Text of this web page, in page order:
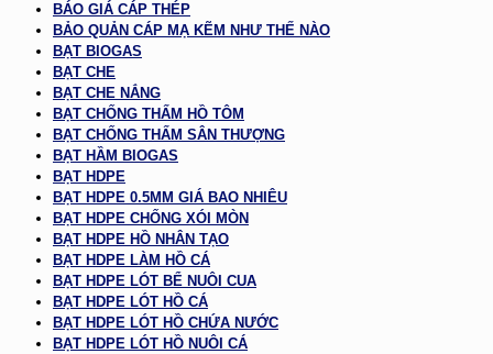
BÁO GIÁ CÁP THÉP
BẢO QUẢN CÁP MẠ KẼM NHƯ THẾ NÀO
BẠT BIOGAS
BẠT CHE
BẠT CHE NẮNG
BẠT CHỐNG THẤM HỒ TÔM
BẠT CHỐNG THẤM SÂN THƯỢNG
BẠT HẦM BIOGAS
BẠT HDPE
BẠT HDPE 0.5MM GIÁ BAO NHIÊU
BẠT HDPE CHỐNG XÓI MÒN
BẠT HDPE HỒ NHÂN TẠO
BẠT HDPE LÀM HỒ CÁ
BẠT HDPE LÓT BỂ NUÔI CUA
BẠT HDPE LÓT HỒ CÁ
BẠT HDPE LÓT HỒ CHỨA NƯỚC
BẠT HDPE LÓT HỒ NUÔI CÁ